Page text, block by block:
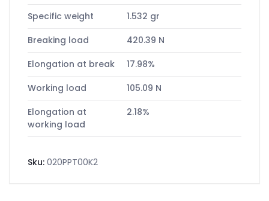
Specific weight
1.532 gr
Breaking load
420.39 N
Elongation at break
17.98%
Working load
105.09 N
Elongation at
working load
2.18%
Sku: 020PPT00K2